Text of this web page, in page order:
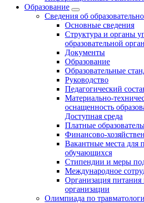
Образование
Сведения об
Основные сведения
Структура и органы
образовательной
Документы
Образование
Образовательные
Руководство
Педагогический
Материально-
оснащенность
Доступная среда
Платные
Финансово-
Вакантные места для
обучающихся
Стипендии и меры
Международное
Организация питания
организации
Олимпиада по